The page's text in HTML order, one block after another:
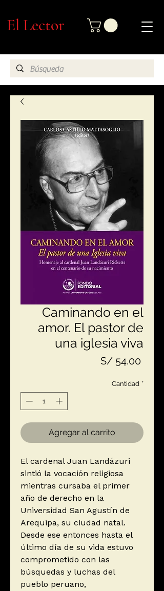
El Lector
Caminando en el
amor. El pastor de
una iglesia viva
S/ 54.00Precio
Cantidad *
Agregar al carrito
El cardenal Juan Landázuri
sintió la vocación religiosa
mientras cursaba el primer
año de derecho en la
Universidad San Agustín de
Arequipa, su ciudad natal.
Desde ese entonces hasta el
último día de su vida estuvo
comprometido con las
búsquedas y luchas del
pueblo peruano,